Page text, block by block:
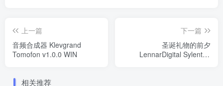
上一篇
音频合成器 Klevgrand
Tomofon v1.0.0 WIN
下一篇
圣诞礼物的前夕
LennarDigital Sylenth1
相关推荐